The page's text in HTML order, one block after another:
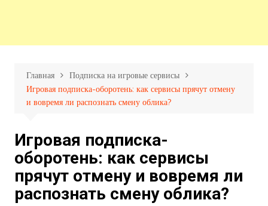
Главная
Подписка на игровые сервисы
Игровая подписка-оборотень: как сервисы прячут отмену
и вовремя ли распознать смену облика?
Игровая подписка-
оборотень: как сервисы
прячут отмену и вовремя ли
распознать смену облика?